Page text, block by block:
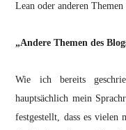
Lean oder anderen Themen
„Andere Themen des
Wie ich bereits
hauptsächlich mein
festgestellt, dass es